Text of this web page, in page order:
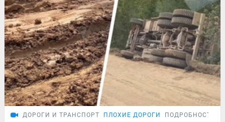
ДОРОГИ И ТРАНСПОРТ ПЛОХИЕ ДОРОГИ ПОДРОБНОСТИ